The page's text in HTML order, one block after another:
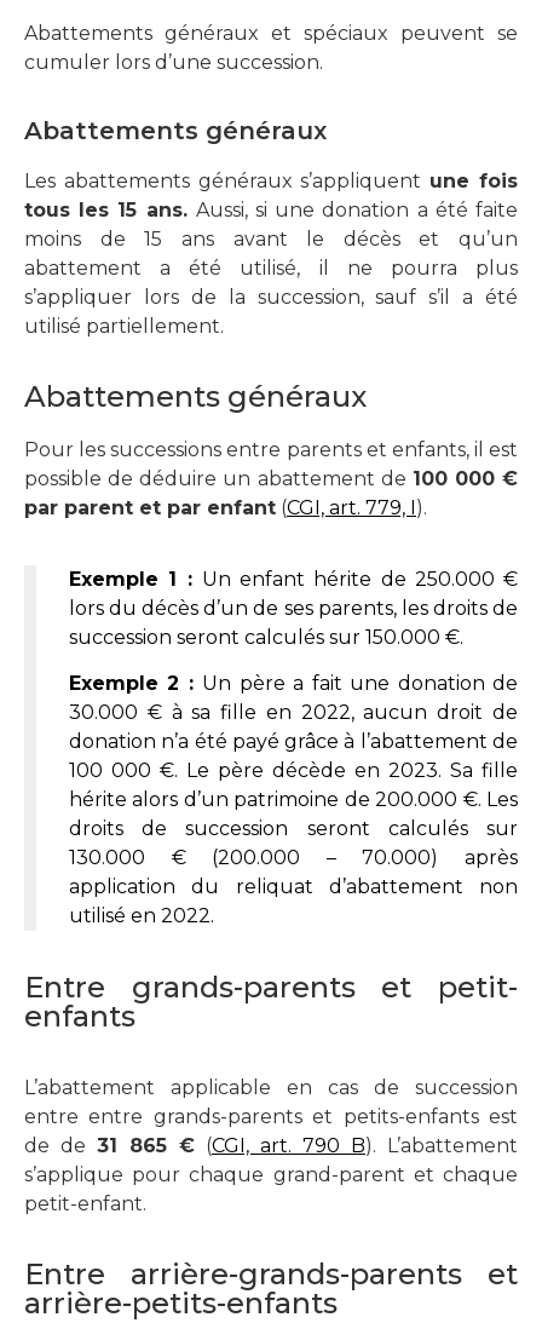
Abattements généraux et spéciaux peuvent se
cumuler lors d’une succession.
Abattements généraux
Les abattements généraux s’appliquent une fois
tous les 15 ans. Aussi, si une donation a été faite
moins de 15 ans avant le décès et qu’un
abattement a été utilisé, il ne pourra plus
s’appliquer lors de la succession, sauf s’il a été
utilisé partiellement.
Abattements généraux
Pour les successions entre parents et enfants, il est
possible de déduire un abattement de 100 000 €
par parent et par enfant (CGI, art. 779, I ).
Exemple 1 : Un enfant hérite de 250.000 €
lors du décès d’un de ses parents, les droits de
succession seront calculés sur 150.000 €.
Exemple 2 : Un père a fait une donation de
30.000 € à sa fille en 2022, aucun droit de
donation n’a été payé grâce à l’abattement de
100 000 €. Le père décède en 2023. Sa fille
hérite alors d’un patrimoine de 200.000 €. Les
droits de succession seront calculés sur
130.000 € (200.000 – 70.000) après
application du reliquat d’abattement non
utilisé en 2022.
Entre grands-parents et petit-
enfants
L’abattement applicable en cas de succession
entre entre grands-parents et petits-enfants est
de de 31 865 € (CGI, art. 790 B). L’abattement
s’applique pour chaque grand-parent et chaque
petit-enfant.
Entre arrière-grands-parents et
arrière-petits-enfants